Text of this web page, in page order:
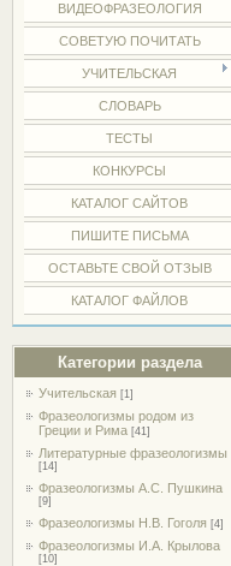
ВИДЕОФРАЗЕОЛОГИЯ
СОВЕТУЮ ПОЧИТАТЬ
УЧИТЕЛЬСКАЯ
СЛОВАРЬ
ТЕСТЫ
КОНКУРСЫ
КАТАЛОГ САЙТОВ
ПИШИТЕ ПИСЬМА
ОСТАВЬТЕ СВОЙ ОТЗЫВ
КАТАЛОГ ФАЙЛОВ
Категории раздела
Учительская [1]
Фразеологизмы родом из
Греции и Рима [41]
Литературные фразеологизмы
[14]
Фразеологизмы А.С. Пушкина
[9]
Фразеологизмы Н.В. Гоголя [4]
Фразеологизмы И.А. Крылова
[10]